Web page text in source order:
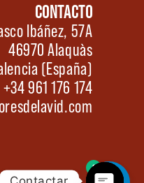
CONTACTO
Ibáñez, 57A
46970 Alaquàs
(España)
961 176 174
0